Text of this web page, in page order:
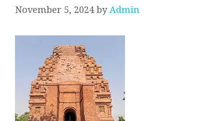
November 5, 2024 by Admin